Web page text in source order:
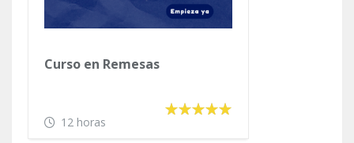
Curso en Remesas
12 horas